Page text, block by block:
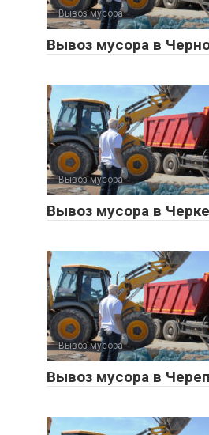
Вывоз мусора
Вывоз мусора в
Вывоз мусора
Вывоз мусора в
Вывоз мусора
Вывоз мусора в